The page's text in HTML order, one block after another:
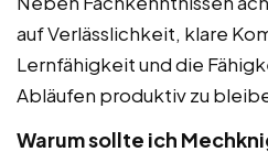
auf Verlässlichkeit, klare
Lernfähigkeit und die
Abläufen produktiv zu
Warum sollte ich